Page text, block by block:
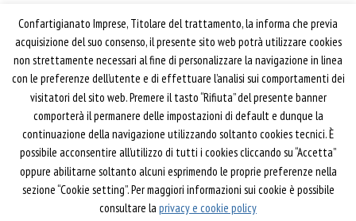
Confartigianato Trasporti
Via S. Giovanni in Laterano, 152 | 00184 Roma
T: 06 70374.275
trasporti@confartigianato.it
confartigianatotrasporti@pec.it
Privacy e Cookie Policy
Informativa
Riferimenti
Confartigianato Imprese, Titolare del trattamento, la informa che previa
acquisizione del suo consenso, il presente sito web potrà utilizzare cookies
non strettamente necessari al fine di personalizzare la navigazione in linea
con le preferenze dell’utente e di effettuare l’analisi sui comportamenti dei
visitatori del sito web. Premere il tasto “Rifiuta” del presente banner
comporterà il permanere delle impostazioni di default e dunque la
continuazione della navigazione utilizzando soltanto cookies tecnici. È
possibile acconsentire all’utilizzo di tutti i cookies cliccando su “Accetta”
oppure abilitarne soltanto alcuni esprimendo le proprie preferenze nella
sezione “Cookie setting”. Per maggiori informazioni sui cookie è possibile
consultare la privacy e cookie policy